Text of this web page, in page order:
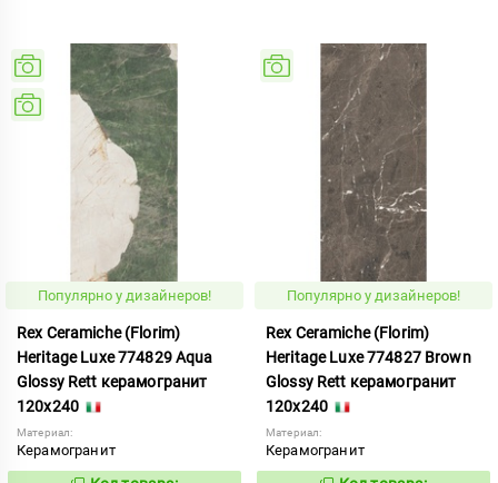
Популярно у дизайнеров!
Rex Ceramiche (Florim)
Heritage Luxe 774829 Aqua
Glossy Rett керамогранит
120x240
Материал:
Керамогранит
Популярно у дизайнеров!
Rex Ceramiche (Florim)
Heritage Luxe 774827 Brown
Glossy Rett керамогранит
120x240
Материал:
Керамогранит